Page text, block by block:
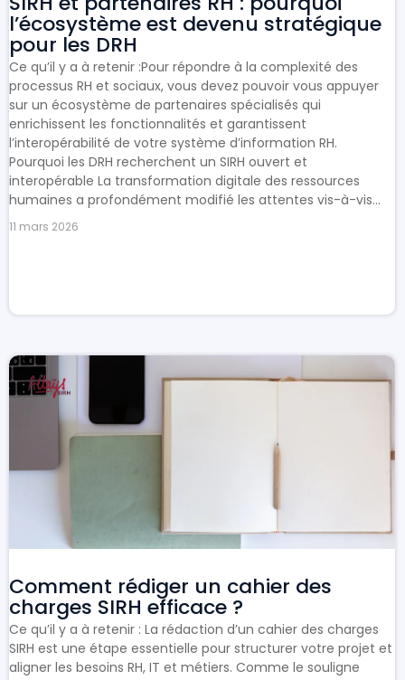
l’écosystème est devenu stratégique
pour les DRH
Ce qu’il y a à retenir :Pour répondre à la complexité des
processus RH et sociaux, vous devez pouvoir vous appuyer
sur un écosystème de partenaires spécialisés qui
enrichissent les fonctionnalités et garantissent
l’interopérabilité de votre système d’information RH.
Pourquoi les DRH recherchent un SIRH ouvert et
interopérable La transformation digitale des ressources
humaines a profondément modifié les attentes vis-à-vis...
11 mars 2026
Comment rédiger un cahier des
charges SIRH efficace ?
Ce qu’il y a à retenir : La rédaction d’un cahier des charges
SIRH est une étape essentielle pour structurer votre projet et
aligner les besoins RH, IT et métiers. Comme le souligne